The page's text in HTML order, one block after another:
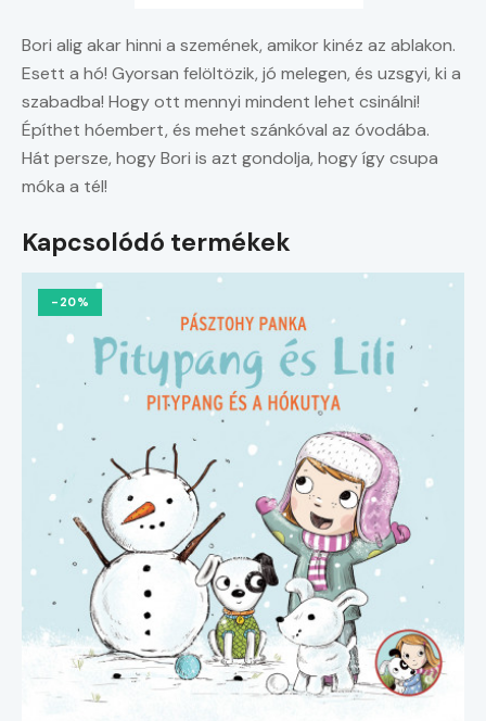
Bori alig akar hinni a szemének, amikor kinéz az ablakon.
Esett a hó! Gyorsan felöltözik, jó melegen, és uzsgyi, ki a
szabadba! Hogy ott mennyi mindent lehet csinálni!
Építhet hóembert, és mehet szánkóval az óvodába.
Hát persze, hogy Bori is azt gondolja, hogy így csupa
móka a tél!
Kapcsolódó termékek
-20%